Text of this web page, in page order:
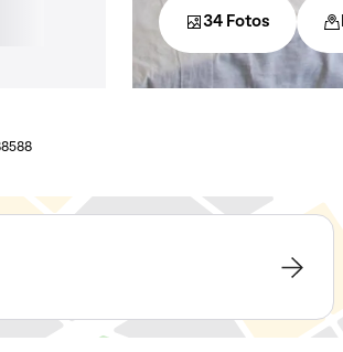
34 Fotos